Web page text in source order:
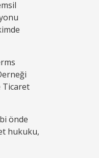
Ticaret
önde
hukuku,